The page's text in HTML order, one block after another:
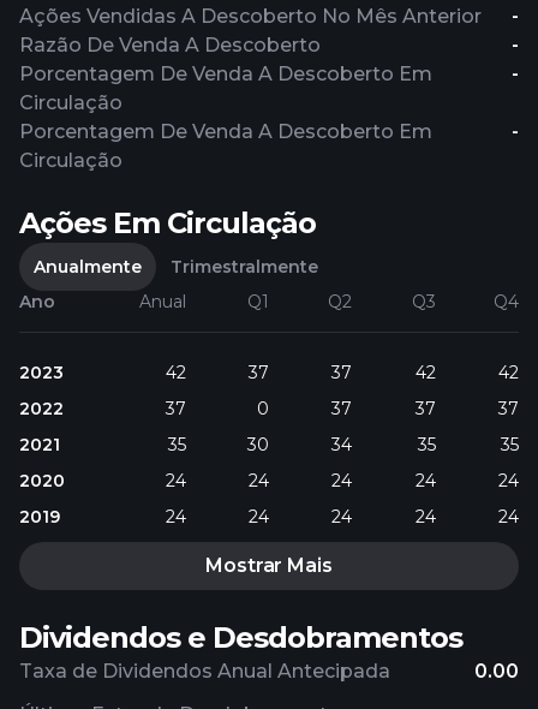
Ações Vendidas A Descoberto No Mês Anterior
-
Razão De Venda A Descoberto
-
Porcentagem De Venda A Descoberto Em
Circulação
-
Porcentagem De Venda A Descoberto Em
Circulação
-
Ações Em Circulação
Anualmente
Trimestralmente
Ano
Anual Q1 Q2 Q3 Q4
2023 42 37 37 42
42
2022
37 0 37 37
37
2021
35 30 34 35
35
2020
24 24 24 24
24
2019
24 24 24 24 24
Mostrar Mais
Dividendos e Desdobramentos
Taxa de Dividendos Anual Antecipada 0.00